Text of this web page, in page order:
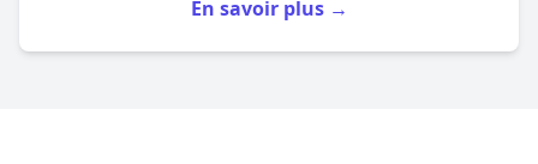
En savoir plus →